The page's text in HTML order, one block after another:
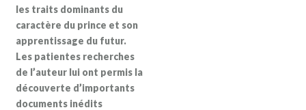
les traits dominants du
caractère du prince et son
apprentissage du futur.
Les patientes recherches
de l’auteur lui ont permis la
découverte d’importants
documents inédits